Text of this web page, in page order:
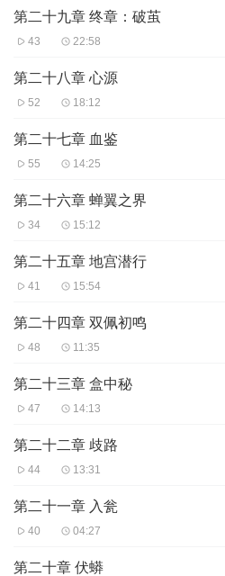
类型： 现代/古代穿越·系统·言情
篇幅： 约10万字（中篇）
内容重点：
的“理性人格”，是内心博弈的战场。
权谋仙侠碰撞。
共生的复杂关系。
节目主题: 深入解读一本人气连载小说
格成长”。
主播是谁:大家好，我是主播不一样的
述者，更是与另一位创作者“以书入
一个扣人心弦的伏笔。
谁’、‘我为何爱你’以及‘我能否超越被
第二十九章 终章：破茧
43 22:58
第二十八章 心源
52 18:12
第二十七章 血鉴
55 14:25
第二十六章 蝉翼之界
34 15:12
第二十五章 地宫潜行
41 15:54
第二十四章 双佩初鸣
48 11:35
第二十三章 盒中秘
47 14:13
第二十二章 歧路
44 13:31
第二十一章 入瓮
40 04:27
第二十章 伏蟒